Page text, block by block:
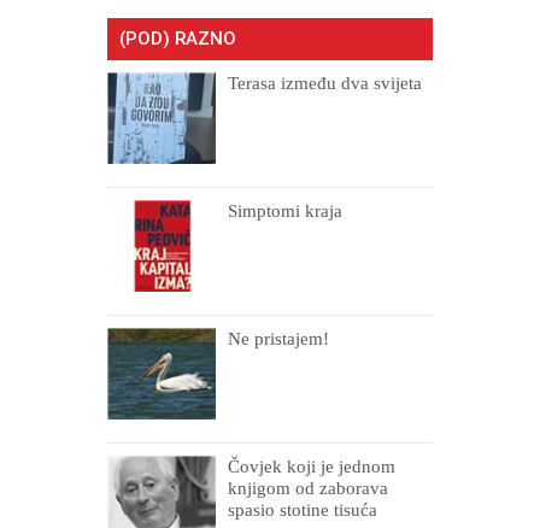
(POD) RAZNO
Terasa između dva svijeta
Simptomi kraja
Ne pristajem!
Čovjek koji je jednom
knjigom od zaborava
spasio stotine tisuća